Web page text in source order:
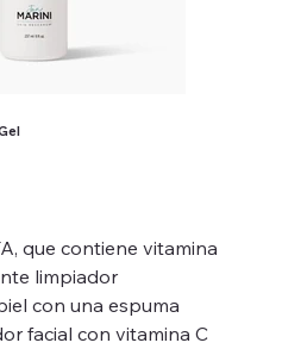
que contiene vitamina
limpiador
con una espuma
facial con vitamina C